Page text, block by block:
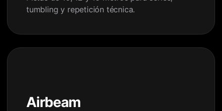
tumbling y repetición técnica.
Airbeam